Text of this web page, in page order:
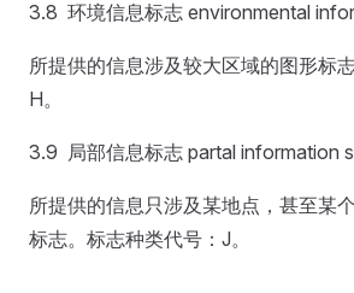
3.8 环境信息标志 environmental
所提供的信息涉及较大区域的图形标
H。
3.9 局部信息标志 partal information
所提供的信息只涉及某地点，甚至某
标志。标志种类代号：J。